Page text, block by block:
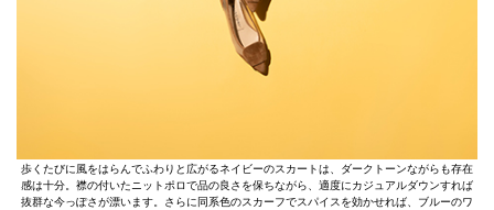
歩くたびに風をはらんでふわりと広がるネイビーのスカートは、ダークトーンながらも存在
感は十分。襟の付いたニットポロで品の良さを保ちながら、適度にカジュアルダウンすれば
抜群な今っぽさが漂います。さらに同系色のスカーフでスパイスを効かせれば、ブルーのワ